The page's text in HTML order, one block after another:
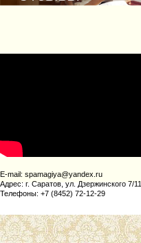
E-mail: spamagiya@yandex.ru
Адрес: г. Саратов, ул. Дзержинского 7/11
Телефоны: +7 (8452) 72-12-29